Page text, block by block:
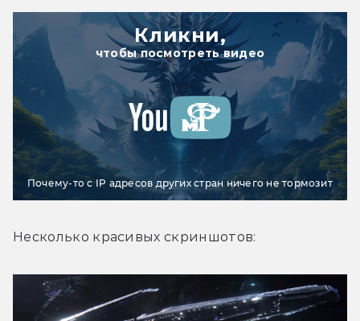
Кликни,
чтобы посмотреть видео
Почему-то с IP адресов других стран ничего не тормозит
Несколько красивых скриншотов: